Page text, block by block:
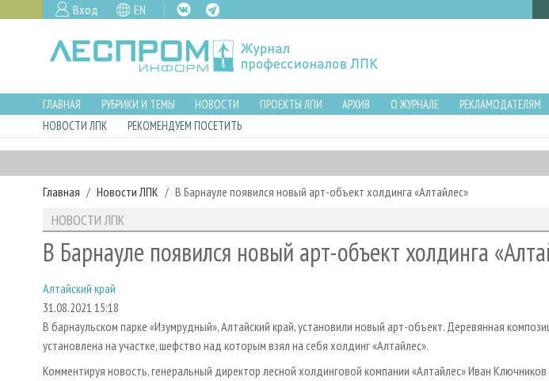
Вход EN
ГЛАВНАЯ РУБРИКИ И ТЕМЫ НОВОСТИ ПРОЕКТЫ ЛПИ АРХИВ О ЖУРНАЛЕ
РЕКЛАМОДАТЕЛЯМ
НОВОСТИ ЛПК
РЕКОМЕНДУЕМ ПОСЕТИТЬ
Главная Новости ЛПК В Барнауле появился новый арт-объект холдинга «Алтайлес»
НОВОСТИ ЛПК
В Барнауле появился новый арт-объект холдинга
Алтайский край
31.08.2021 15:18
В барнаульском парке «Изумрудный», Алтайский край, установили новый арт-объект. Деревянная
установлена на участке, шефство над которым взял на себя холдинг «Алтайлес».
Комментируя новость, генеральный директор лесной холдинговой компании «Алтайлес» Иван Ключников